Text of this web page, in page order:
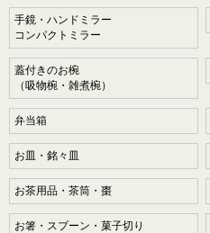
手鏡・ハンドミラー
コンパクトミラー
蓋付きのお椀
（吸物椀・雑煮椀）
弁当箱
お皿・銘々皿
お茶用品・茶筒・棗
お箸・スプーン・菓子切り